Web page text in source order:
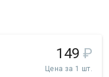
149 ₽
Цена за 1 шт.